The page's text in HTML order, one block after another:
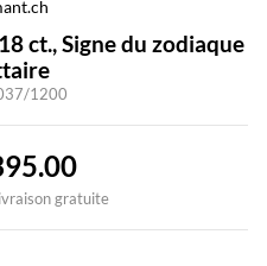
ct., Signe du zodiaque
1200
gratuite